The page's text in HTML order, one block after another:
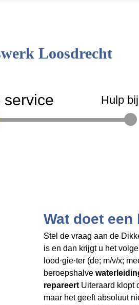
Loosdrecht
service Hulp
Wat doet
Stel de vraag aan de
is en dan krijgt u het
lood·gie·ter (de; m/v/x;
beroepshalve
repareert Uiteraard klopt
maar het geeftabsoluut